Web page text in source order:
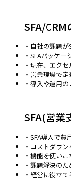
SFA/
・自社の課題
・SFAパッケ
・現在、エク
・営業現場で
・導入や運用
SFA(営業
・SFA導入で
・コストダウ
・機能を使い
・課題解決の
・経営に役立